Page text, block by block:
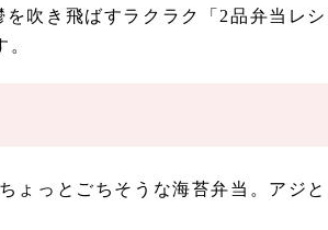
吹き飛ばすラクラク「2品弁当レ
ょっとごちそうな海苔弁当。アジと